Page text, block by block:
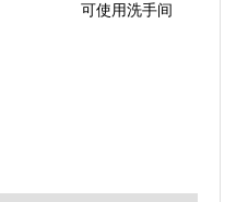
可使用洗手间